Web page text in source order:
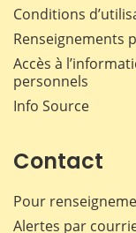
Conditions
Renseignements
Accès à
personnels
Info Source
Contact
Pour
Alertes par